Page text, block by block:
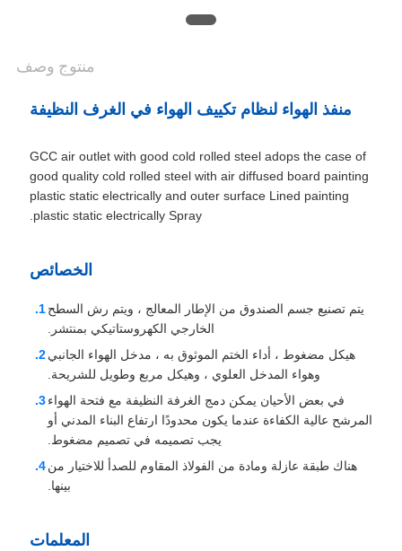
منتوج وصف
منفذ الهواء لنظام تكييف الهواء في الغرف النظيفة
GCC air outlet with good cold rolled steel adops the case of
good quality cold rolled steel with air diffused board painting
plastic static electrically and outer surface Lined painting
plastic static electrically Spray.
الخصائص
يتم تصنيع جسم الصندوق من الإطار المعالج ، ويتم رش السطح
الخارجي الكهروستاتيكي بمنتشر.
هيكل مضغوط ، أداء الختم الموثوق به ، مدخل الهواء الجانبي
وهواء المدخل العلوي ، وهيكل مربع وطويل للشريحة.
في بعض الأحيان يمكن دمج الغرفة النظيفة مع فتحة الهواء
المرشح عالية الكفاءة عندما يكون محدودًا ارتفاع البناء المدني أو
يجب تصميمه في تصميم مضغوط.
هناك طبقة عازلة ومادة من الفولاذ المقاوم للصدأ للاختيار من
بينها.
المعلمات